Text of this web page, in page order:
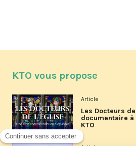
KTO vous propose
Article
Les Docteurs
documentaire
KTO